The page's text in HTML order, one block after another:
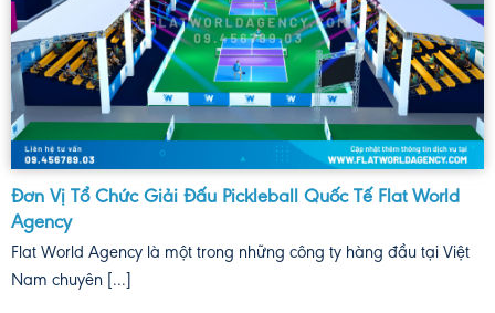
Đơn Vị Tổ Chức Giải Đấu Pickleball Quốc Tế Flat World
Agency
Flat World Agency là một trong những công ty hàng đầu tại Việt
Nam chuyên [...]